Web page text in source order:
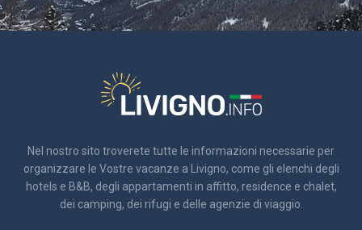
Nel nostro sito troverete tutte le informazioni necessarie per
organizzare le Vostre vacanze a Livigno, come gli elenchi degli
hotels e B&B, degli appartamenti in affitto, residence e chalet,
dei camping, dei rifugi e delle agenzie di viaggio.